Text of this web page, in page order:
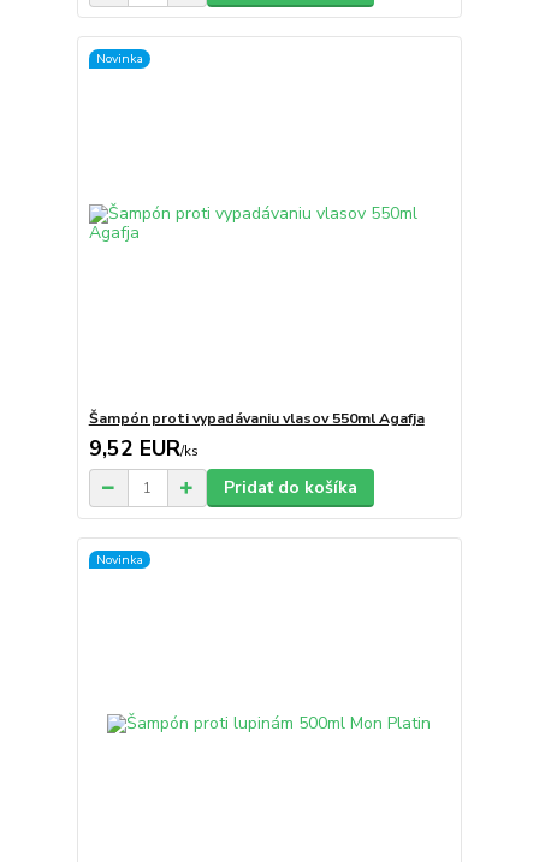
Novinka
Šampón proti vypadávaniu vlasov 550ml Agafja
9,52 EUR/ks
Pridať do košíka
Novinka